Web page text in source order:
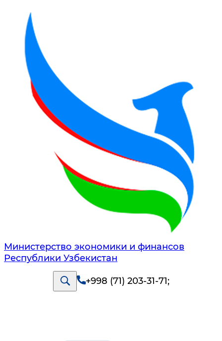
Министерство экономики и финансов
Республики Узбекистан
+998 (71) 203-31-71;